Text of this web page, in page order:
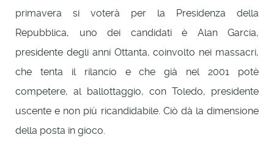
primavera si voterà per la Presidenza della
Repubblica, uno dei candidati è Alan Garcia,
presidente degli anni Ottanta, coinvolto nei massacri,
che tenta il rilancio e che già nel 2001 potè
competere, al ballottaggio, con Toledo, presidente
uscente e non più ricandidabile. Ciò dà la dimensione
della posta in gioco.